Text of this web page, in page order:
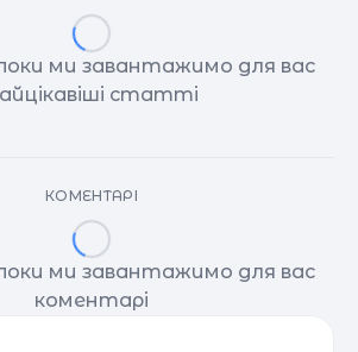
ми завантажимо для вас
статті
КОМЕНТАРІ
ми завантажимо для вас
коментарі